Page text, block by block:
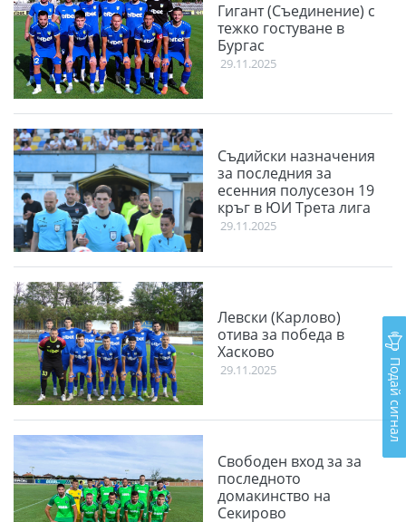
Гигант (Съединение) с
тежко гостуване в
Бургас
29.11.2025
Съдийски назначения
за последния за
есенния полусезон 19
кръг в ЮИ Трета лига
29.11.2025
Левски (Карлово)
отива за победа в
Хасково
29.11.2025
Свободен вход за за
последното
домакинство на
Секирово
Подай сигнал